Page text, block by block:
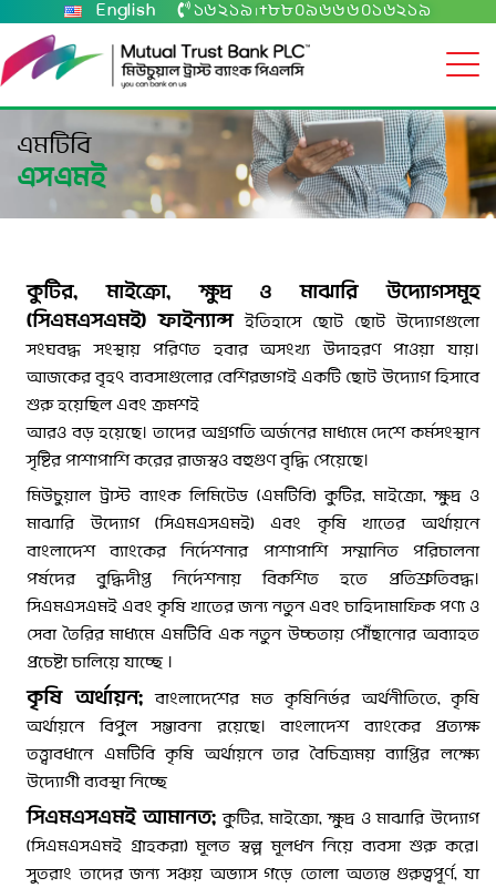
English ১৬২১৯ +৮৮০৯৬৬৬০১৬২১৯
এমটিবি
এসএমই
কুটির, মাইক্রো, ক্ষুদ্র ও মাঝারি উদ্যোগসমূহ
(সিএমএসএমই) ফাইন্যান্সইতিহাসে ছোট ছোট উদ্যোগগুলো
সংঘবদ্ধ সংস্থায় পরিণত হবার অসংখ্য উদাহরণ পাওয়া যায়।
আজকের বৃহৎ ব্যবসাগুলোর বেশিরভাগই একটি ছোট উদ্যোগ হিসাবে
শুরু হয়েছিল এবং ক্রমশই
আরও বড় হয়েছে। তাদের অগ্রগতি অর্জনের মাধ্যমে দেশে কর্মসংস্থান
সৃষ্টির পাশাপাশি করের রাজস্বও বহুগুণ বৃদ্ধি পেয়েছে।
মিউচুয়াল ট্রাস্ট ব্যাংক লিমিটেড (এমটিবি) কুটির, মাইক্রো, ক্ষুদ্র ও
মাঝারি উদ্যোগ (সিএমএসএমই) এবং কৃষি খাতের অর্থায়নে
বাংলাদেশ ব্যাংকের নির্দেশনার পাশাপাশি সম্মানিত পরিচালনা
পর্ষদের বুদ্ধিদীপ্ত নির্দেশনায় বিকশিত হতে প্রতিশ্রুতিবদ্ধ।
সিএমএসএমই এবং কৃষি খাতের জন্য নতুন এবং চাহিদামাফিক পণ্য ও
সেবা তৈরির মাধ্যমে এমটিবি এক নতুন উচ্চতায় পৌঁছানোর অব্যাহত
প্রচেষ্টা চালিয়ে যাচ্ছে ।
কৃষি অর্থায়ন:বাংলাদেশের মত কৃষিনির্ভর অর্থনীতিতে, কৃষি
অর্থায়নে বিপুল সম্ভাবনা রয়েছে। বাংলাদেশ ব্যাংকের প্রত্যক্ষ
তত্ত্বাবধানে এমটিবি কৃষি অর্থায়নে তার বৈচিত্র্যময় ব্যাপ্তির লক্ষ্যে
উদ্যোগী ব্যবস্থা নিচ্ছে
সিএমএসএমই আমানত:কুটির, মাইক্রো, ক্ষুদ্র ও মাঝারি উদ্যোগ
(সিএমএসএমই গ্রাহকরা) মূলত স্বল্প মূলধন নিয়ে ব্যবসা শুরু করে।
সুতরাং তাদের জন্য সঞ্চয় অভ্যাস গড়ে তোলা অত্যন্ত গুরুত্বপূর্ণ, যা